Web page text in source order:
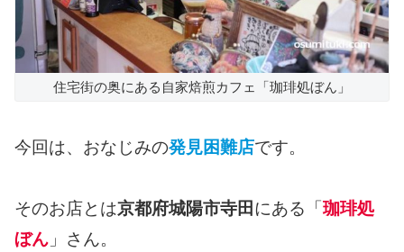
住宅街の奥にある自家焙煎カフェ「珈琲処ぼん」
今回は、おなじみの発見困難店です。
そのお店とは京都府城陽市寺田 にある「 珈琲処
ぼん 」さん。